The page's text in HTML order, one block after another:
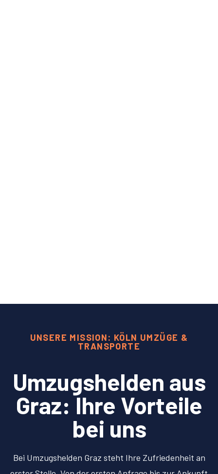
UNSERE MISSION: KÖLN UMZÜGE &
TRANSPORTE
Umzugshelden aus
Graz: Ihre Vorteile
bei uns
Bei Umzugshelden Graz steht Ihre Zufriedenheit an